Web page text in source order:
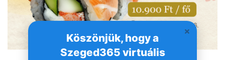
Köszönjük, hogy a
Szeged365 virtuális